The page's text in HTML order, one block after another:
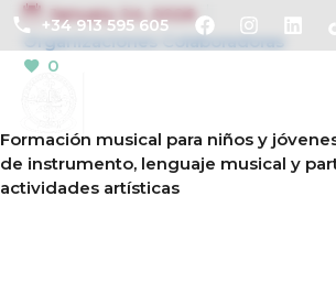
+34 913 595 605
January 24, 2026
Organizaciones Colaboradoras
0
Formación musical para niños y
de instrumento, lenguaje musical y
actividades artísticas